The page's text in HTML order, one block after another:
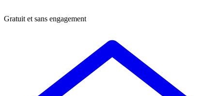
Gratuit et sans engagement